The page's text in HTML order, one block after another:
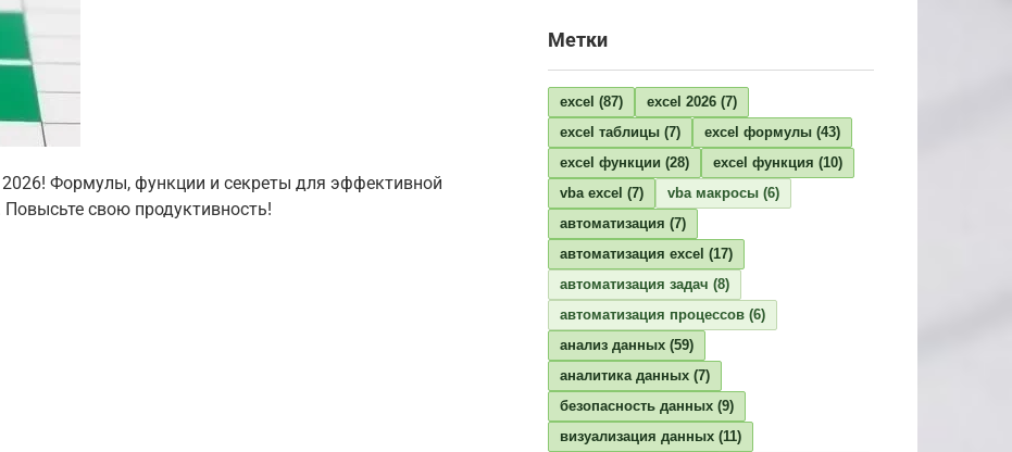
Формулы, функции и секреты для эффективной
свою продуктивность!
Метки
excel (87) excel 2026 (7)
excel таблицы (7) excel формулы (43)
excel функции (28) excel функция (10)
vba excel (7) vba макросы (6)
автоматизация (7)
автоматизация excel (17)
автоматизация задач (8)
автоматизация процессов (6)
анализ данных (59)
аналитика данных (7)
безопасность данных (9)
визуализация данных (11)